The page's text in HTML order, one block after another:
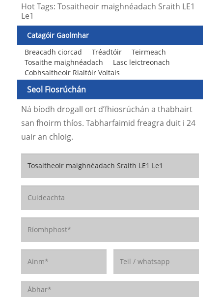
Hot Tags: Tosaitheoir maighnéadach Sraith LE1
Le1
Catagóir Gaolmhar
Breacadh ciorcad
Tréadtóir
Teirmeach
Tosaithe maighnéadach
Lasc leictreonach
Cobhsaitheoir Rialtóir Voltais
Seol Fiosrúchán
Ná bíodh drogall ort d’fhiosrúchán a thabhairt
san fhoirm thíos. Tabharfaimid freagra duit i 24
uair an chloig.